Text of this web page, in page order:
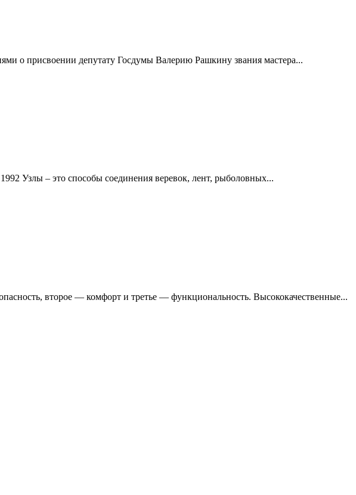
о присвоении депутату Госдумы Валерию Рашкину звания мастера...
Узлы – это способы соединения веревок, лент, рыболовных...
второе — комфорт и третье — функциональность. Высококачественные...